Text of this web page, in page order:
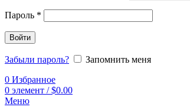
Пароль *
Войти
Забыли пароль?
Запомнить меня
0 Избранное
0 элемент / $0.00
Меню